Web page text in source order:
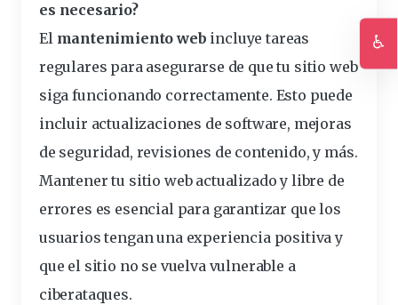
es necesario?
El mantenimiento web incluye tareas
regulares para asegurarse de que tu sitio web
siga funcionando correctamente. Esto puede
incluir actualizaciones de software, mejoras
de seguridad, revisiones de contenido, y más.
Mantener tu sitio web actualizado y libre de
errores es esencial para garantizar que los
usuarios tengan una experiencia positiva y
que el sitio no se vuelva vulnerable a
ciberataques.
♿